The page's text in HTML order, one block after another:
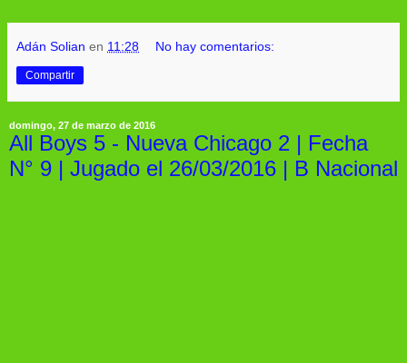
Adán Solian en 11:28 No hay comentarios:
Compartir
domingo, 27 de marzo de 2016
All Boys 5 - Nueva Chicago 2 | Fecha
N° 9 | Jugado el 26/03/2016 | B Nacional